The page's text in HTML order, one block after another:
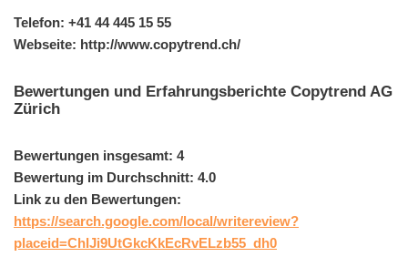
Telefon: +41 44 445 15 55
Webseite: http://www.copytrend.ch/
Bewertungen und Erfahrungsberichte Copytrend AG
Zürich
Bewertungen insgesamt: 4
Bewertung im Durchschnitt: 4.0
Link zu den Bewertungen:
https://search.google.com/local/writereview?
placeid=ChIJi9UtGkcKkEcRvELzb55_dh0